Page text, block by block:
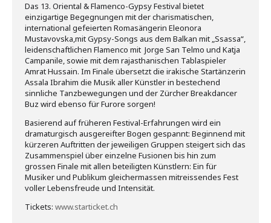
Das 13. Oriental & Flamenco-Gypsy Festival bietet
einzigartige Begegnungen mit der charismatischen,
international gefeierten Romasängerin Eleonora
Mustavovska,mit Gypsy-Songs aus dem Balkan mit „Ssassa“,
leidenschaftlichen Flamenco mit Jorge San Telmo und Katja
Campanile, sowie mit dem rajasthanischen Tablaspieler
Amrat Hussain. Im Finale übersetzt die irakische Startänzerin
Assala Ibrahim die Musik aller Künstler in bestechend
sinnliche Tanzbewegungen und der Zürcher Breakdancer
Buz wird ebenso für Furore sorgen!
Basierend auf früheren Festival-Erfahrungen wird ein
dramaturgisch ausgereifter Bogen gespannt: Beginnend mit
kürzeren Auftritten der jeweiligen Gruppen steigert sich das
Zusammenspiel über einzelne Fusionen bis hin zum
grossen Finale mit allen beteiligten Künstlern: Ein für
Musiker und Publikum gleichermassen mitreissendes Fest
voller Lebensfreude und Intensität.
Tickets: www.starticket.ch